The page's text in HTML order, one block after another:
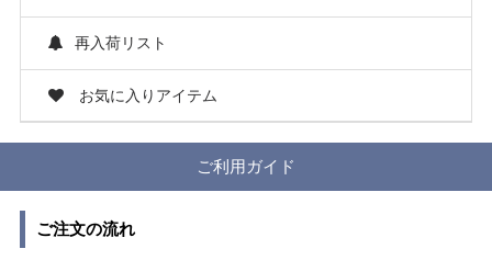
再入荷リスト
お気に入りアイテム
ご利用ガイド
ご注文の流れ